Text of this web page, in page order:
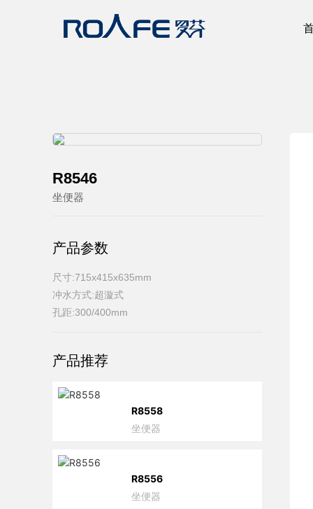
R8546
坐便器
产品参数
尺寸:715x415x635mm
冲水方式:超漩式
孔距:300/400mm
产品推荐
R8558
坐便器
R8556
坐便器